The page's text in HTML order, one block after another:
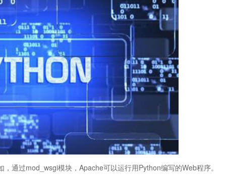
过mod_wsgi模块，Apache可以运行用Python编写的Web程序。